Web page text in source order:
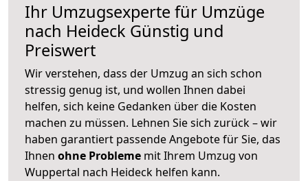
Ihr Umzugsexperte für Umzüge
nach Heideck Günstig und
Preiswert
Wir verstehen, dass der Umzug an sich schon
stressig genug ist, und wollen Ihnen dabei
helfen, sich keine Gedanken über die Kosten
machen zu müssen. Lehnen Sie sich zurück – wir
haben garantiert passende Angebote für Sie, das
Ihnen ohne Probleme mit Ihrem Umzug von
Wuppertal nach Heideck helfen kann.